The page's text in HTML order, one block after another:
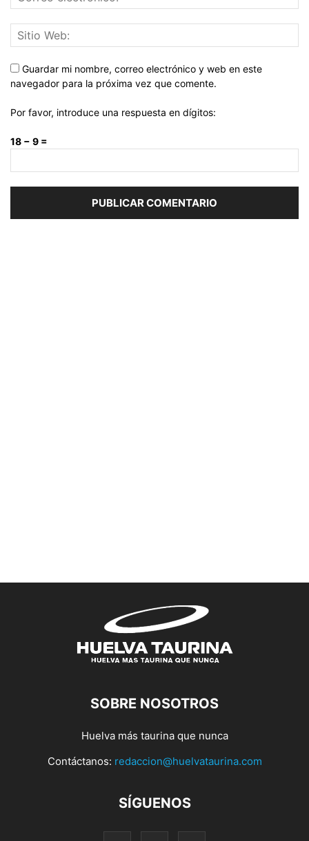
Guardar mi nombre, correo electrónico y web en este
navegador para la próxima vez que comente.
Por favor, introduce una respuesta en dígitos:
18 − 9 =
SOBRE NOSOTROS
Huelva más taurina que nunca
Contáctanos: redaccion@huelvataurina.com
SÍGUENOS